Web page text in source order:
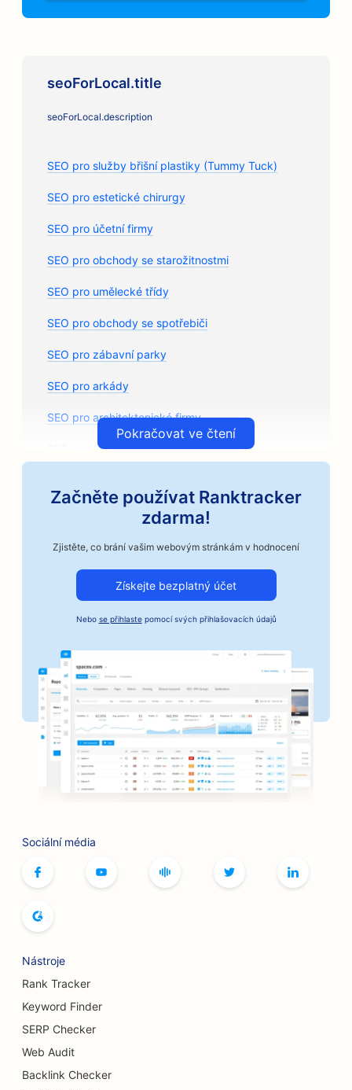
seoForLocal.title
seoForLocal.description
SEO pro služby břišní plastiky (Tummy Tuck)
SEO pro estetické chirurgy
SEO pro účetní firmy
SEO pro obchody se starožitnostmi
SEO pro umělecké třídy
SEO pro obchody se spotřebiči
SEO pro zábavní parky
SEO pro arkády
SEO pro architektonické firmy
SEO pro řemeslné pražírny kávy
SEO pro autoservisy
SEO pro autoservisy
SEO pro automobilové firmy
SEO pro pekárny
SEO pro kadeřnictví
SEO pro grilovací klouby
SEO pro butiky
SEO pro služby botoxu a výplní
SEO pro knihkupectví
SEO pro služby zvětšení prsou
SEO pro bufetové restaurace
SEO pro Burger Trucks
SEO pro popáleninové chirurgy
Pokračovat ve čtení
Začněte používat Ranktracker
zdarma!
Zjistěte, co brání vašim webovým stránkám v hodnocení
Získejte bezplatný účet
Nebo se přihlastepomocí svých přihlašovacích údajů
Sociální média
Nástroje
Rank Tracker
Keyword Finder
SERP Checker
Web Audit
Backlink Checker